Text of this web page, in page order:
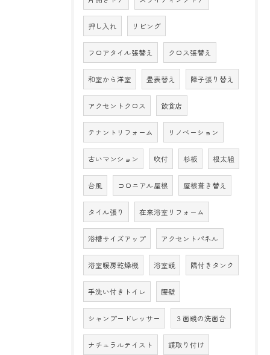
押し入れ リビング
フロアタイル張替え クロス張替え
和室から洋室 畳表替え 障子張り替え
アクセントクロス 飲食店
テナントリフォーム リノベーション
古いマンション 吹付 杉板 根太組
台風 コロニアル屋根 屋根葺き替え
タイル張り 在来浴室リフォーム
浴槽サイズアップ アクセントパネル
浴室暖房乾燥機 浴室鏡 隅付きタンク
手洗い付きトイレ 腰壁
シャンプードレッサー ３面鏡の洗面台
ナチュラルテイスト 鏡取り付け